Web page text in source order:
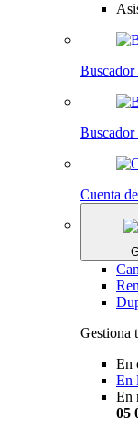
Buscador
Buscador
Cuenta
Gestiona
En
En
En
05